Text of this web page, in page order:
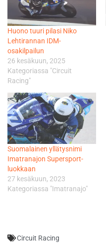
Huono tuuri pilasi Niko
Lehtirannan IDM-
osakilpailun
26 kesäkuun, 2025
Kategoriassa "Circuit
Racing"
Suomalainen yllätysnimi
Imatranajon Supersport-
luokkaan
27 kesäkuun, 2023
Kategoriassa "Imatranajo"
Circuit Racing